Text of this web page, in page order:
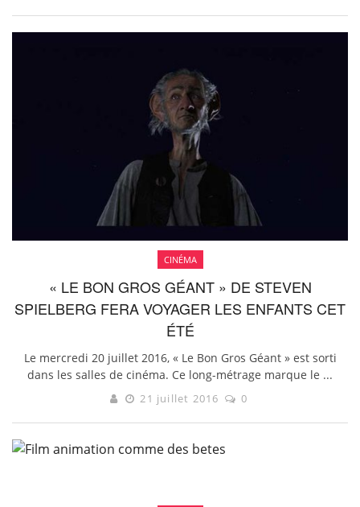
CINÉMA
« LE BON GROS GÉANT » DE STEVEN
SPIELBERG FERA VOYAGER LES ENFANTS CET
ÉTÉ
Le mercredi 20 juillet 2016, « Le Bon Gros Géant » est sorti
dans les salles de cinéma. Ce long-métrage marque le ...
21 juillet 2016 0